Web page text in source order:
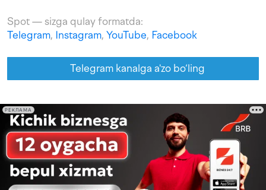
Spot — sizga qulay formatda:
Telegram, Instagram, YouTube, Facebook
Telegram kanalga a'zo bo‘ling
РЕКЛАМА